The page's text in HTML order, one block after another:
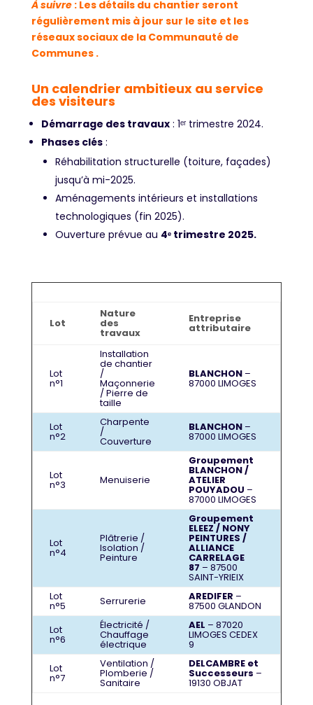
À suivre: Les détails du chantier seront
régulièrement mis à jour sur le site et les
réseaux sociaux de la Communauté de
Communes .
Un calendrier ambitieux au service
des visiteurs
Démarrage des travaux: 1ᵉʳ trimestre 2024.
Phases clés:
Réhabilitation structurelle (toiture, façades)
jusqu’à mi-2025.
Aménagements intérieurs et installations
technologiques (fin 2025).
Ouverture prévue au 4ᵉ trimestre 2025.
Lot
Nature
des
travaux
Entreprise
attributaire
Lot
n°1
Installation
de chantier
/
Maçonnerie
/ Pierre de
taille
BLANCHON–
87000 LIMOGES
Lot
n°2
Charpente
/
Couverture
BLANCHON–
87000 LIMOGES
Lot
n°3 Menuiserie
Groupement
BLANCHON /
ATELIER
POUYADOU –
87000 LIMOGES
Lot
n°4
Plâtrerie /
Isolation /
Peinture
Groupement
ELEEZ / NONY
PEINTURES /
ALLIANCE
CARRELAGE
87 – 87500
SAINT-YRIEIX
Lot
n°5 Serrurerie AREDIFER –
87500 GLANDON
Lot
n°6
Électricité /
Chauffage
électrique
AEL – 87020
LIMOGES CEDEX
9
Lot
n°7
Ventilation /
Plomberie /
Sanitaire
DELCAMBRE et
Successeurs –
19130 OBJAT